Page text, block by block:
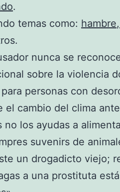
.
temas como: hambre,
nunca se
sobre la violencia
personas con
el cambio del clima
no los ayudas a
suvenirs de
un drogadicto viejo;
a una prostituta